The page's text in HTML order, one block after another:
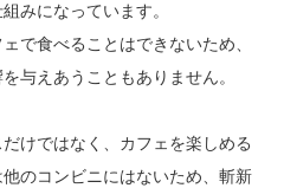
みになっています。
で食べることはできないため、
与えあうこともありません。
けではなく、カフェを楽しめる
のコンビニにはないため、斬新